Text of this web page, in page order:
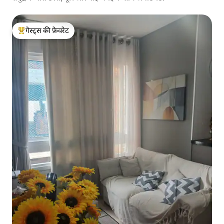
गेस्ट्स का टॉप फ़ेवरेट
गेस्ट्स की फ़ेवरेट